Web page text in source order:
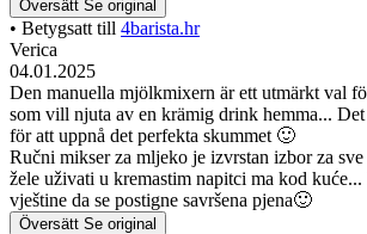
Översätt Se original
• Betygsatt till 4barista.hr
Verica
04.01.2025
Den manuella mjölkmixern är ett utmärkt val
som vill njuta av en krämig drink hemma...
för att uppnå det perfekta skummet 🙂
Ručni mikser za mljeko je izvrstan izbor za
žele uživati u kremastim napitci ma kod
vještine da se postigne savršena pjena🙂
Översätt Se original